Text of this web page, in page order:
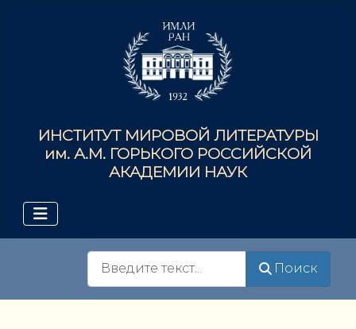
ИНСТИТУТ МИРОВОЙ ЛИТЕРАТУРЫ
им. А.М. ГОРЬКОГО РОССИЙСКОЙ
АКАДЕМИИ НАУК
Поиск